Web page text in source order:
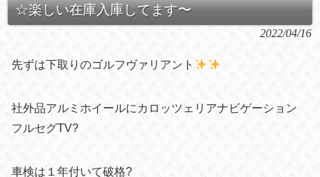
☆楽しい在庫入庫してます〜
2022/04/16
先ずは下取りのゴルフヴァリアント
社外品アルミホイールにカロッツェリアナビゲーション
フルセグTV?
車検は１年付いて破格?